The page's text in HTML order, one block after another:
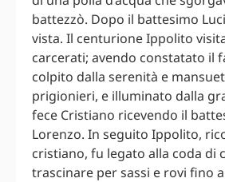
battezzò. Dopo il battesimo
vista. Il centurione Ippolito
carcerati; avendo constatato il
colpito dalla serenità e
prigionieri, e illuminato dalla
fece Cristiano ricevendo il
Lorenzo. In seguito Ippolito,
cristiano, fu legato alla coda di
trascinare per sassi e rovi fino